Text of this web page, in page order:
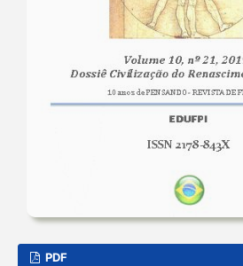
PDF